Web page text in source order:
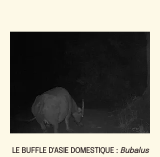
LE BUFFLE D'ASIE DOMESTIQUE : Bubalus